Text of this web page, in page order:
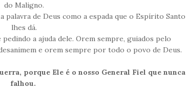
do Maligno.
palavra de Deus como a espada que o Espírito Santo
lhes dá.
pedindo a ajuda dele. Orem sempre, guiados pelo
e orem sempre por todo o povo de Deus.
porque Ele é o nosso General Fiel que nunca
falhou.